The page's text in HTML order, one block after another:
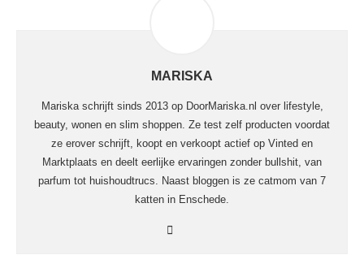
MARISKA
Mariska schrijft sinds 2013 op DoorMariska.nl over lifestyle,
beauty, wonen en slim shoppen. Ze test zelf producten voordat
ze erover schrijft, koopt en verkoopt actief op Vinted en
Marktplaats en deelt eerlijke ervaringen zonder bullshit, van
parfum tot huishoudtrucs. Naast bloggen is ze catmom van 7
katten in Enschede.